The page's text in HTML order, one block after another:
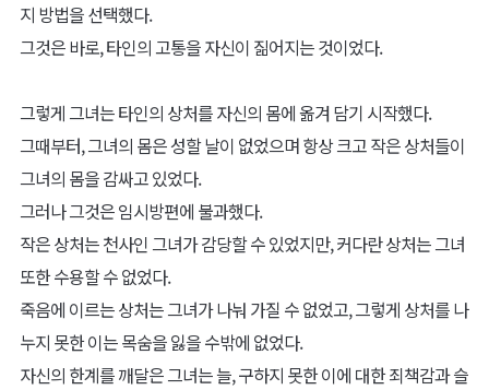
지 방법을 선택했다.
그것은 바로, 타인의 고통을 자신이 짊어지는 것이었다.
그렇게 그녀는 타인의 상처를 자신의 몸에 옮겨 담기 시작했다.
그때부터, 그녀의 몸은 성할 날이 없었으며 항상 크고 작은 상처들이
그녀의 몸을 감싸고 있었다.
그러나 그것은 임시방편에 불과했다.
작은 상처는 천사인 그녀가 감당할 수 있었지만, 커다란 상처는 그녀
또한 수용할 수 없었다.
죽음에 이르는 상처는 그녀가 나눠 가질 수 없었고, 그렇게 상처를 나
누지 못한 이는 목숨을 잃을 수밖에 없었다.
자신의 한계를 깨달은 그녀는 늘, 구하지 못한 이에 대한 죄책감과 슬